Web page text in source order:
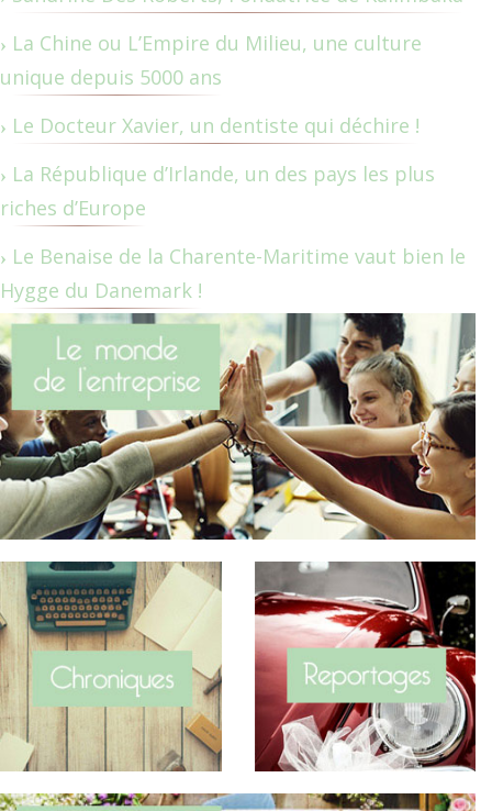
La Chine ou L’Empire du Milieu, une culture
unique depuis 5000 ans
Le Docteur Xavier, un dentiste qui déchire !
La République d’Irlande, un des pays les plus
riches d’Europe
Le Benaise de la Charente-Maritime vaut bien le
Hygge du Danemark !